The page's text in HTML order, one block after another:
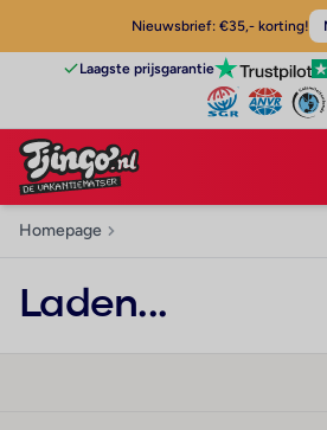
Nieuwsbrief: €35,- korting!
Laagste prijsgarantie
Homepage
Laden...